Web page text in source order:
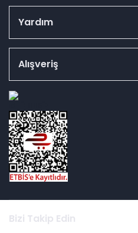
Yardım
Alışveriş
Bizi Takip Edin